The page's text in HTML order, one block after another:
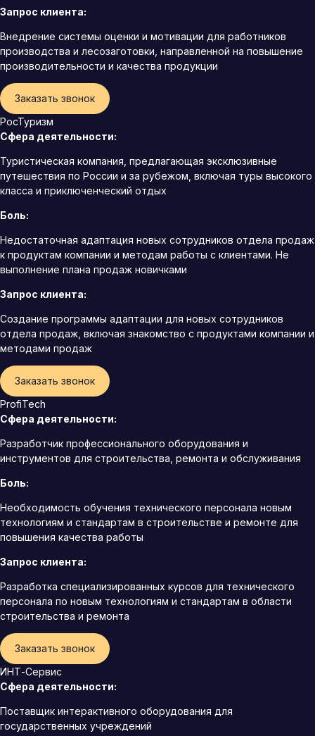
Запрос клиента:
Внедрение системы оценки и мотивации для работников
производства и лесозаготовки, направленной на повышение
производительности и качества продукции
Заказать звонок
РосТуризм
Сфера деятельности:
Туристическая компания, предлагающая эксклюзивные
путешествия по России и за рубежом, включая туры высокого
класса и приключенческий отдых
Боль:
Недостаточная адаптация новых сотрудников отдела продаж
к продуктам компании и методам работы с клиентами. Не
выполнение плана продаж новичками
Запрос клиента:
Создание программы адаптации для новых сотрудников
отдела продаж, включая знакомство с продуктами компании и
методами продаж
Заказать звонок
ProfiTech
Сфера деятельности:
Разработчик профессионального оборудования и
инструментов для строительства, ремонта и обслуживания
Боль:
Необходимость обучения технического персонала новым
технологиям и стандартам в строительстве и ремонте для
повышения качества работы
Запрос клиента:
Разработка специализированных курсов для технического
персонала по новым технологиям и стандартам в области
строительства и ремонта
Заказать звонок
ИНТ-Сервис
Сфера деятельности:
Поставщик интерактивного оборудования для
государственных учреждений